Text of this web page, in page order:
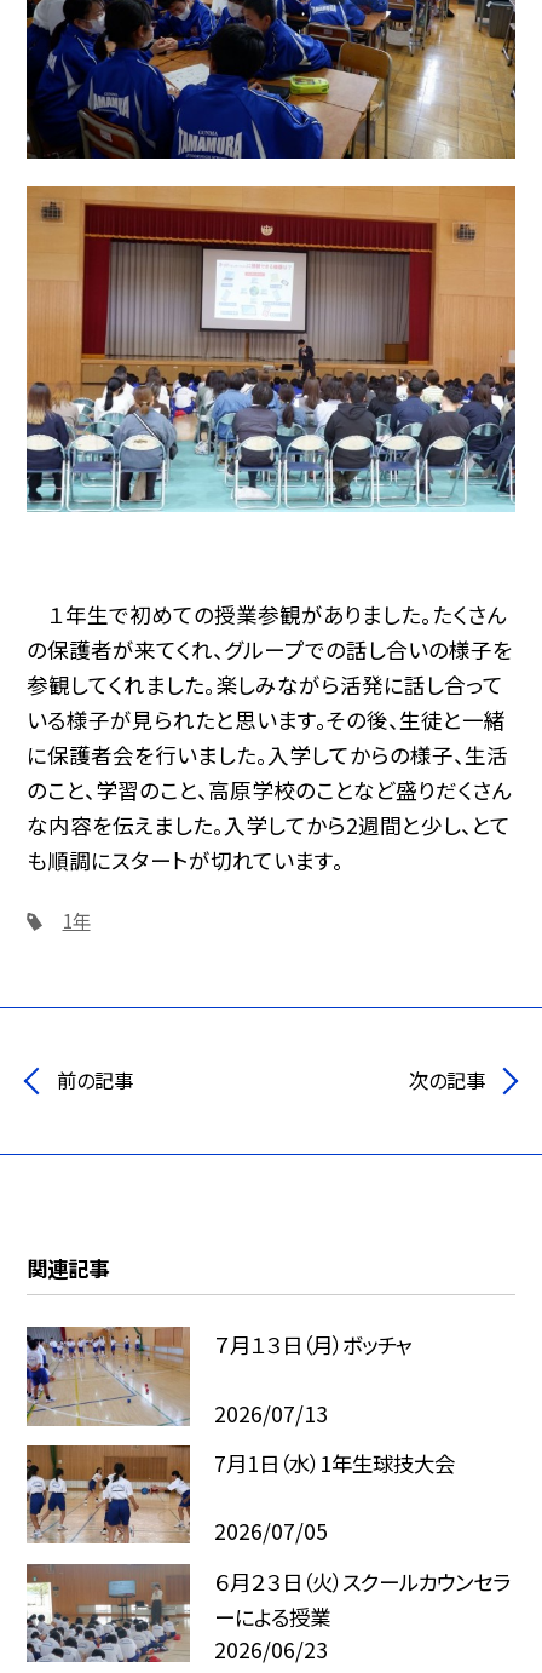
１年生で初めての授業参観がありました。たくさん
の保護者が来てくれ、グループでの話し合いの様子を
参観してくれました。楽しみながら活発に話し合って
いる様子が見られたと思います。その後、生徒と一緒
に保護者会を行いました。入学してからの様子、生活
のこと、学習のこと、高原学校のことなど盛りだくさん
な内容を伝えました。入学してから2週間と少し、とて
も順調にスタートが切れています。
1年
前の記事 次の記事
関連記事
７月１３日（月）ボッチャ
2026/07/13
7月1日（水）1年生球技大会
2026/07/05
６月２３日（火）スクールカウンセラ
ーによる授業
2026/06/23